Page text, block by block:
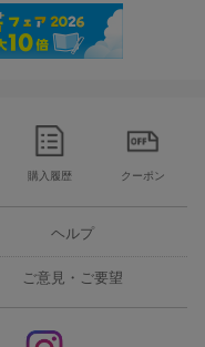
購入履歴 クーポン
ヘルプ
ご意見・ご要望